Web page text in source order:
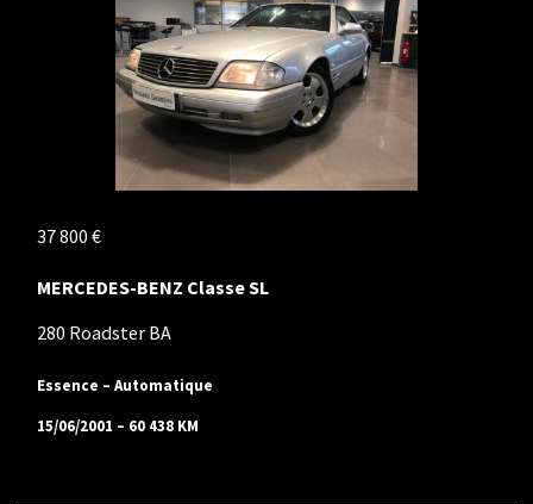
37 800 €
MERCEDES-BENZ Classe SL
280 Roadster BA
Essence – Automatique
15/06/2001 – 60 438 KM